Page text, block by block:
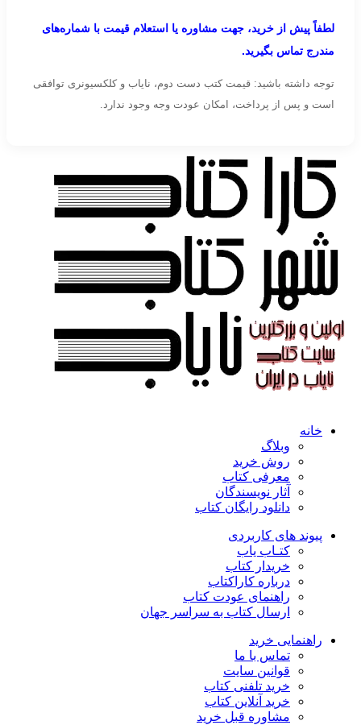
لطفاً پیش از خرید، جهت مشاوره یا استعلام قیمت با شماره‌های
مندرج تماس بگیرید.
توجه داشته باشید: قیمت کتب دست دوم، نایاب و کلکسیونری توافقی
است و پس از پرداخت، امکان عودت وجه وجود ندارد.
خانه
وبلاگ
روش خرید
معرفی کتاب
آثار نویسندگان
دانلود رایگان کتاب
پیوند های کاربردی
کتـاب یاب
خریدار کتاب
درباره کاراکتاب
راهنمای عودت کتاب
ارسال کتاب به سراسر جهان
راهنمایی خرید
تماس با ما
قوانین سایت
خرید تلفنی کتاب
خرید آنلاین کتاب
مشاوره قبل خرید